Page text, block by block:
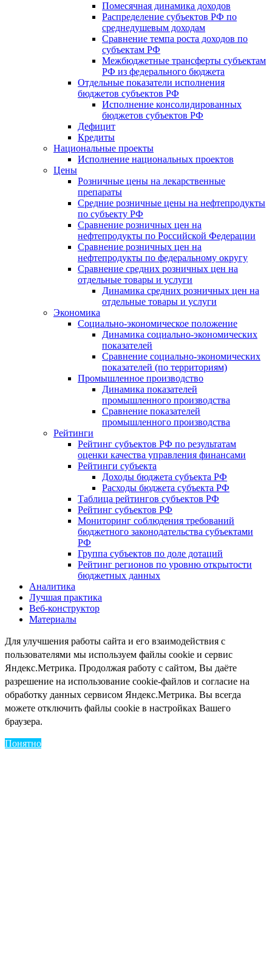
Помесячная динамика доходов
Распределение субъектов РФ по
среднедушевым доходам
Сравнение темпа роста доходов по
субъектам РФ
Межбюджетные трансферты субъектам
РФ из федерального бюджета
Отдельные показатели исполнения
бюджетов субъектов РФ
Исполнение консолидированных
бюджетов субъектов РФ
Дефицит
Кредиты
Национальные проекты
Исполнение национальных проектов
Цены
Розничные цены на лекарственные
препараты
Средние розничные цены на нефтепродукты
по субъекту РФ
Сравнение розничных цен на
нефтепродукты по Российской Федерации
Сравнение розничных цен на
нефтепродукты по федеральному округу
Сравнение средних розничных цен на
отдельные товары и услуги
Динамика средних розничных цен на
отдельные товары и услуги
Экономика
Социально-экономическое положение
Динамика социально-экономических
показателей
Сравнение социально-экономических
показателей (по территориям)
Промышленное производство
Динамика показателей
промышленного производства
Сравнение показателей
промышленного производства
Рейтинги
Рейтинг субъектов РФ по результатам
оценки качества управления финансами
Рейтинги субъекта
Доходы бюджета субъекта РФ
Расходы бюджета субъекта РФ
Таблица рейтингов субъектов РФ
Рейтинг субъектов РФ
Мониторинг соблюдения требований
бюджетного законодательства субъектами
РФ
Группа субъектов по доле дотаций
Рейтинг регионов по уровню открытости
бюджетных данных
Аналитика
Лучшая практика
Веб-конструктор
Материалы
Для улучшения работы сайта и его взаимодействия с
пользователями мы используем файлы cookie и сервис
Яндекс.Метрика. Продолжая работу с сайтом, Вы даёте
разрешение на использование cookie-файлов и согласие на
обработку данных сервисом Яндекс.Метрика. Вы всегда
можете отключить файлы cookie в настройках Вашего
браузера.
Понятно